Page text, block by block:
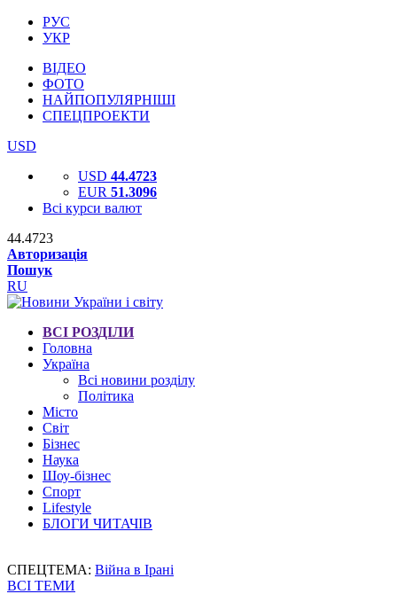
РУС
УКР
ВІДЕО
ФОТО
НАЙПОПУЛЯРНІШІ
СПЕЦПРОЕКТИ
USD
USD 44.4723
EUR 51.3096
Всі курси валют
44.4723
Авторизація
Пошук
RU
ВСІ РОЗДІЛИ
Головна
Україна
Всі новини розділу
Політика
Місто
Світ
Бізнес
Наука
Шоу-бізнес
Спорт
Lifestyle
БЛОГИ ЧИТАЧІВ
СПЕЦТЕМА: Війна в Ірані
ВСІ ТЕМИ